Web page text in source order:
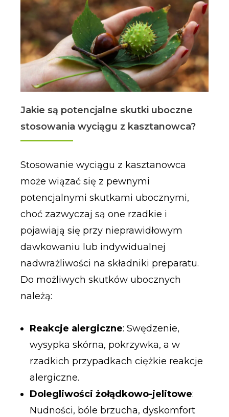
Jakie są potencjalne skutki uboczne
stosowania wyciągu z kasztanowca?
Stosowanie wyciągu z kasztanowca
może wiązać się z pewnymi
potencjalnymi skutkami ubocznymi,
choć zazwyczaj są one rzadkie i
pojawiają się przy nieprawidłowym
dawkowaniu lub indywidualnej
nadwrażliwości na składniki preparatu.
Do możliwych skutków ubocznych
należą:
Reakcje alergiczne: Swędzenie,
wysypka skórna, pokrzywka, a w
rzadkich przypadkach ciężkie reakcje
alergiczne.
Dolegliwości żołądkowo-jelitowe:
Nudności, bóle brzucha, dyskomfort